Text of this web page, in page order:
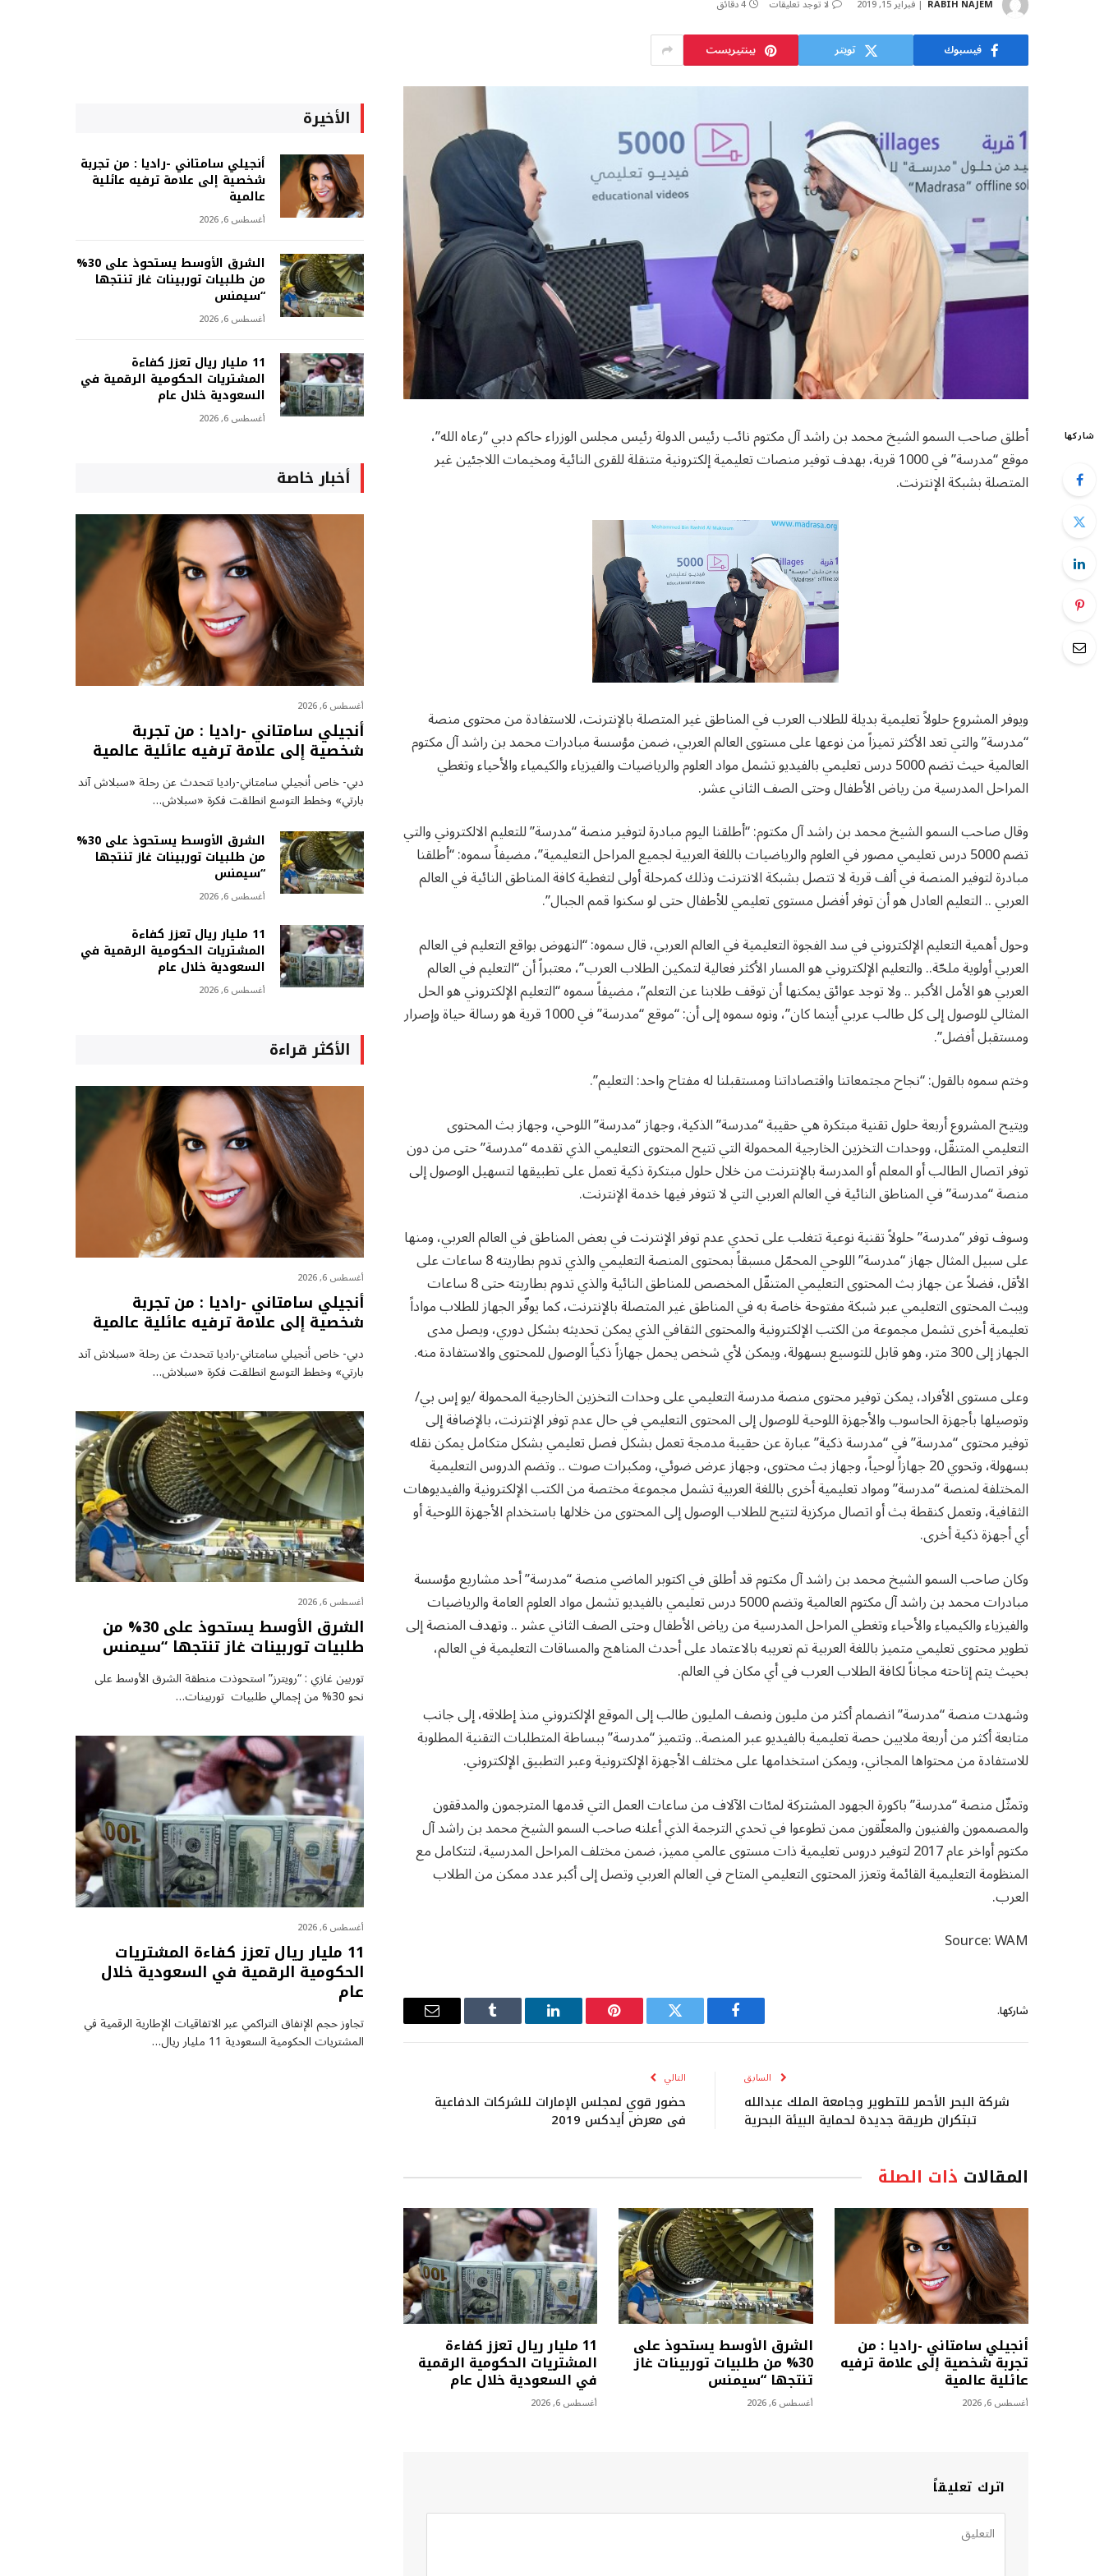
RABIH NAJEM فبراير 15, 2019 لا توجد تعليقات 4 دقائق
فيسبوك تويتر بينتيريست
شاركها
أطلق صاحب السمو الشيخ محمد بن راشد آل مكتوم نائب رئيس الدولة رئيس مجلس الوزراء حاكم دبي “رعاه الله”،
موقع “مدرسة” في 1000 قرية، بهدف توفير منصات تعليمية إلكترونية متنقلة للقرى النائية ومخيمات اللاجئين غير
المتصلة بشبكة الإنترنت.
ويوفر المشروع حلولاً تعليمية بديلة للطلاب العرب في المناطق غير المتصلة بالإنترنت، للاستفادة من محتوى منصة
“مدرسة” والتي تعد الأكثر تميزاً من نوعها على مستوى العالم العربي، ضمن مؤسسة مبادرات محمد بن راشد آل مكتوم
العالمية حيث تضم 5000 درس تعليمي بالفيديو تشمل مواد العلوم والرياضيات والفيزياء والكيمياء والأحياء وتغطي
المراحل المدرسية من رياض الأطفال وحتى الصف الثاني عشر.
وقال صاحب السمو الشيخ محمد بن راشد آل مكتوم: “أطلقنا اليوم مبادرة لتوفير منصة “مدرسة” للتعليم الالكتروني والتي
تضم 5000 درس تعليمي مصور في العلوم والرياضيات باللغة العربية لجميع المراحل التعليمية”، مضيفاً سموه: “أطلقنا
مبادرة لتوفير المنصة في ألف قرية لا تتصل بشبكة الانترنت وذلك كمرحلة أولى لتغطية كافة المناطق النائية في العالم
العربي .. التعليم العادل هو أن توفر أفضل مستوى تعليمي للأطفال حتى لو سكنوا قمم الجبال”.
وحول أهمية التعليم الإلكتروني في سد الفجوة التعليمية في العالم العربي، قال سموه: “النهوض بواقع التعليم في العالم
العربي أولوية ملحّة.. والتعليم الإلكتروني هو المسار الأكثر فعالية لتمكين الطلاب العرب”، معتبراً أن “التعليم في العالم
العربي هو الأمل الأكبر .. ولا توجد عوائق يمكنها أن توقف طلابنا عن التعلم”، مضيفاً سموه “التعليم الإلكتروني هو الحل
المثالي للوصول إلى كل طالب عربي أينما كان”، ونوه سموه إلى أن: “موقع “مدرسة” في 1000 قرية هو رسالة حياة وإصرار
ومستقبل أفضل”.
وختم سموه بالقول: “نجاح مجتمعاتنا واقتصاداتنا ومستقبلنا له مفتاح واحد: التعليم”.
ويتيح المشروع أربعة حلول تقنية مبتكرة هي حقيبة “مدرسة” الذكية، وجهاز “مدرسة” اللوحي، وجهاز بث المحتوى
التعليمي المتنقّل، ووحدات التخزين الخارجية المحمولة التي تتيح المحتوى التعليمي الذي تقدمه “مدرسة” حتى من دون
توفر اتصال الطالب أو المعلم أو المدرسة بالإنترنت من خلال حلول مبتكرة ذكية تعمل على تطبيقها لتسهيل الوصول إلى
منصة “مدرسة” في المناطق النائية في العالم العربي التي لا تتوفر فيها خدمة الإنترنت.
وسوف توفر “مدرسة” حلولاً تقنية نوعية تتغلب على تحدي عدم توفر الإنترنت في بعض المناطق في العالم العربي، ومنها
على سبيل المثال جهاز “مدرسة” اللوحي المحمّل مسبقاً بمحتوى المنصة التعليمي والذي تدوم بطاريته 8 ساعات على
الأقل، فضلاً عن جهاز بث المحتوى التعليمي المتنقّل المخصص للمناطق النائية والذي تدوم بطاريته حتى 8 ساعات
ويبث المحتوى التعليمي عبر شبكة مفتوحة خاصة به في المناطق غير المتصلة بالإنترنت، كما يوفّر الجهاز للطلاب مواداً
تعليمية أخرى تشمل مجموعة من الكتب الإلكترونية والمحتوى الثقافي الذي يمكن تحديثه بشكل دوري، ويصل مدى
الجهاز إلى 300 متر، وهو قابل للتوسيع بسهولة، ويمكن لأي شخص يحمل جهازاً ذكياً الوصول للمحتوى والاستفادة منه.
وعلى مستوى الأفراد، يمكن توفير محتوى منصة مدرسة التعليمي على وحدات التخزين الخارجية المحمولة /يو إس بي/
وتوصيلها بأجهزة الحاسوب والأجهزة اللوحية للوصول إلى المحتوى التعليمي في حال عدم توفر الإنترنت، بالإضافة إلى
توفير محتوى “مدرسة” في “مدرسة ذكية” عبارة عن حقيبة مدمجة تعمل بشكل فصل تعليمي بشكل متكامل يمكن نقله
بسهولة، وتحوي 20 جهازاً لوحياً، وجهاز بث محتوى، وجهاز عرض ضوئي، ومكبرات صوت .. وتضم الدروس التعليمية
المختلفة لمنصة “مدرسة” ومواد تعليمية أخرى باللغة العربية تشمل مجموعة مختصة من الكتب الإلكترونية والفيديوهات
الثقافية، وتعمل كنقطة بث أو اتصال مركزية لتتيح للطلاب الوصول إلى المحتوى من خلالها باستخدام الأجهزة اللوحية أو
أي أجهزة ذكية أخرى.
وكان صاحب السمو الشيخ محمد بن راشد آل مكتوم قد أطلق في اكتوبر الماضي منصة “مدرسة” أحد مشاريع مؤسسة
مبادرات محمد بن راشد آل مكتوم العالمية وتضم 5000 درس تعليمي بالفيديو تشمل مواد العلوم العامة والرياضيات
والفيزياء والكيمياء والأحياء وتغطي المراحل المدرسية من رياض الأطفال وحتى الصف الثاني عشر .. وتهدف المنصة إلى
تطوير محتوى تعليمي متميز باللغة العربية تم تعريبه بالاعتماد على أحدث المناهج والمساقات التعليمية في العالم،
بحيث يتم إتاحته مجاناً لكافة الطلاب العرب في أي مكان في العالم.
وشهدت منصة “مدرسة” انضمام أكثر من مليون ونصف المليون طالب إلى الموقع الإلكتروني منذ إطلاقه، إلى جانب
متابعة أكثر من أربعة ملايين حصة تعليمية بالفيديو عبر المنصة.. وتتميز “مدرسة” ببساطة المتطلبات التقنية المطلوبة
للاستفادة من محتواها المجاني، ويمكن استخدامها على مختلف الأجهزة الإلكترونية وعبر التطبيق الإلكتروني.
وتمثّل منصة “مدرسة” باكورة الجهود المشتركة لمئات الآلاف من ساعات العمل التي قدمها المترجمون والمدققون
والمصممون والفنيون والمعلّقون ممن تطوعوا في تحدي الترجمة الذي أعلنه صاحب السمو الشيخ محمد بن راشد آل
مكتوم أواخر عام 2017 لتوفير دروس تعليمية ذات مستوى عالمي مميز، ضمن مختلف المراحل المدرسية، لتتكامل مع
المنظومة التعليمية القائمة وتعزز المحتوى التعليمي المتاح في العالم العربي وتصل إلى أكبر عدد ممكن من الطلاب
العرب.
Source: WAM
شاركها.
فيسبوك تويتر بينتيريستلينكدإن Tumblr
البريد
السابق
شركة البحر الأحمر للتطوير وجامعة الملك عبدالله
تبتكران طريقة جديدة لحماية البيئة البحرية
التالي
حضور قوي لمجلس الإمارات للشركات الدفاعية
في معرض أيدكس 2019
المقالات ذات الصلة
أنجيلي سامتاني -راديا : من
تجربة شخصية إلى علامة ترفيه
عائلية عالمية
أغسطس 6, 2026
الشرق الأوسط يستحوذ على
30% من طلبيات توربينات غاز
تنتجها “سيمنس
أغسطس 6, 2026
11 مليار ريال تعزز كفاءة
المشتريات الحكومية الرقمية
في السعودية خلال عام
أغسطس 6, 2026
اترك تعليقاً
الأخيرة
أنجيلي سامتاني -راديا : من تجربة
شخصية إلى علامة ترفيه عائلية
عالمية
أغسطس 6, 2026
الشرق الأوسط يستحوذ على 30%
من طلبيات توربينات غاز تنتجها
“سيمنس
أغسطس 6, 2026
11 مليار ريال تعزز كفاءة
المشتريات الحكومية الرقمية في
السعودية خلال عام
أغسطس 6, 2026
أخبار خاصة
أغسطس 6, 2026
أنجيلي سامتاني -راديا : من تجربة
شخصية إلى علامة ترفيه عائلية عالمية
دبي- خاص أنجيلي سامتاني-راديا تتحدث عن رحلة «سبلاش آند
بارتي» وخطط التوسع انطلقت فكرة «سبلاش…
الشرق الأوسط يستحوذ على 30%
من طلبيات توربينات غاز تنتجها
“سيمنس
أغسطس 6, 2026
11 مليار ريال تعزز كفاءة
المشتريات الحكومية الرقمية في
السعودية خلال عام
أغسطس 6, 2026
الأكثر قراءة
أغسطس 6, 2026
أنجيلي سامتاني -راديا : من تجربة
شخصية إلى علامة ترفيه عائلية عالمية
دبي- خاص أنجيلي سامتاني-راديا تتحدث عن رحلة «سبلاش آند
بارتي» وخطط التوسع انطلقت فكرة «سبلاش…
أغسطس 6, 2026
الشرق الأوسط يستحوذ على 30% من
طلبيات توربينات غاز تنتجها “سيمنس
توربين غازي : “رويترز” استحوذت منطقة الشرق الأوسط على
نحو 30% من إجمالي طلبيات توربينات…
أغسطس 6, 2026
11 مليار ريال تعزز كفاءة المشتريات
الحكومية الرقمية في السعودية خلال
عام
تجاوز حجم الإنفاق التراكمي عبر الاتفاقيات الإطارية الرقمية في
المشتريات الحكومية السعودية 11 مليار ريال…